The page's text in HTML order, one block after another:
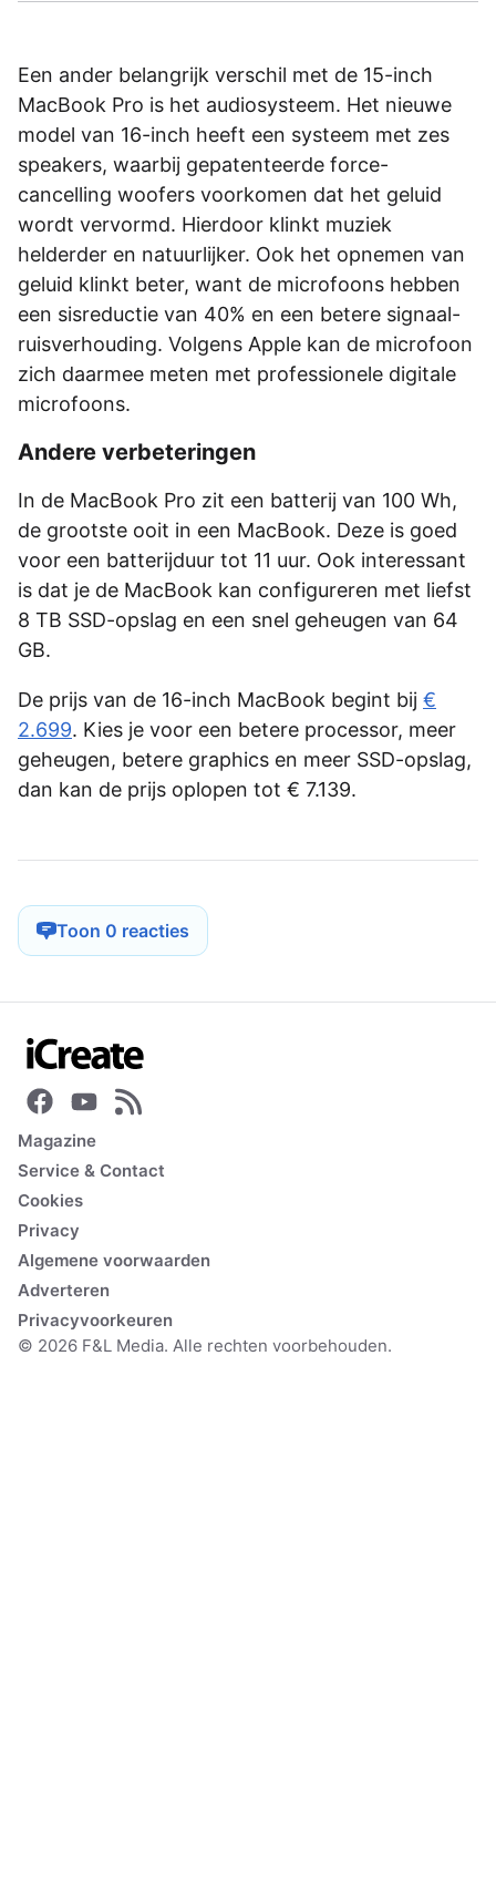
Een ander belangrijk verschil met de 15-inch
MacBook Pro is het audiosysteem. Het nieuwe
model van 16-inch heeft een systeem met zes
speakers, waarbij gepatenteerde force-
cancelling woofers voorkomen dat het geluid
wordt vervormd. Hierdoor klinkt muziek
helderder en natuurlijker. Ook het opnemen van
geluid klinkt beter, want de microfoons hebben
een sisreductie van 40% en een betere signaal-
ruisverhouding. Volgens Apple kan de microfoon
zich daarmee meten met professionele digitale
microfoons.
Andere verbeteringen
In de MacBook Pro zit een batterij van 100 Wh,
de grootste ooit in een MacBook. Deze is goed
voor een batterijduur tot 11 uur. Ook interessant
is dat je de MacBook kan configureren met liefst
8 TB SSD-opslag en een snel geheugen van 64
GB.
De prijs van de 16-inch MacBook begint bij €
2.699. Kies je voor een betere processor, meer
geheugen, betere graphics en meer SSD-opslag,
dan kan de prijs oplopen tot € 7.139.
Toon 0 reacties
Magazine
Service & Contact
Cookies
Privacy
Algemene voorwaarden
Adverteren
Privacyvoorkeuren
© 2026 F&L Media. Alle rechten voorbehouden.